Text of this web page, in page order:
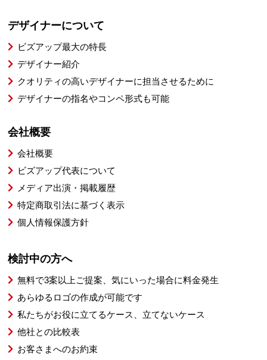
デザイナーについて
ビズアップ最大の特長
デザイナー紹介
クオリティの高いデザイナーに担当させるために
デザイナーの指名やコンペ形式も可能
会社概要
会社概要
ビズアップ代表について
メディア出演・掲載履歴
特定商取引法に基づく表示
個人情報保護方針
検討中の方へ
無料で3案以上ご提案、気にいった場合に料金発生
あらゆるロゴの作成が可能です
私たちがお役に立てるケース、立てないケース
他社との比較表
お客さまへのお約束